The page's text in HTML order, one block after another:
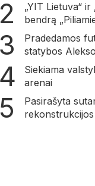
„YIT Lietuva“ ir
bendrą
Pradedamos
statybos
Siekiama
arenai
Pasirašyta
rekonstrukcijos